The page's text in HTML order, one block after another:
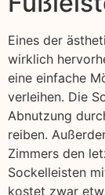
Eines der
wirklich
eine einfache
verleihen. Die
Abnutzung
reiben.
Zimmers den
Sockelleisten
kostet zwar